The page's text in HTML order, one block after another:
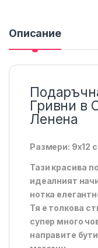
Описание
Гривни в
Ленена
Размери: 9х12
Тази красива
идеалният
нотка
Тя е толкова
супер много
направите